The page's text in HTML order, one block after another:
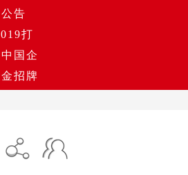
公告
打
国企
招牌